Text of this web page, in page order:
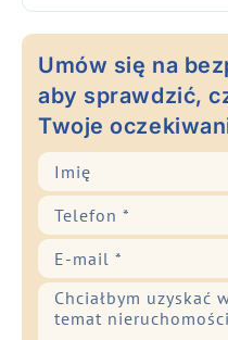
Umów się na
aby sprawdzić,
Twoje